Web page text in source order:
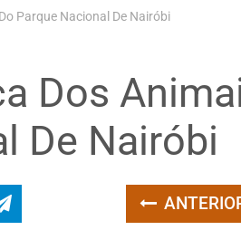
Parque Nacional De Nairóbi
Dos
De Nairóbi